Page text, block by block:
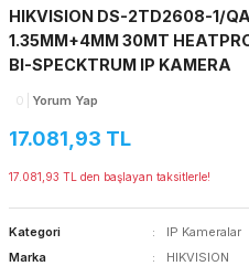
HIKVISION DS-2TD2608-1/
1.35MM+4MM 30MT
BI-SPECKTRUM IP KAMERA
0 Yorum Yap
17.081,93 TL
17.081,93 TL den başlayan taksitlerle!
Kategori
IP Kameralar
Marka
HIKVISION